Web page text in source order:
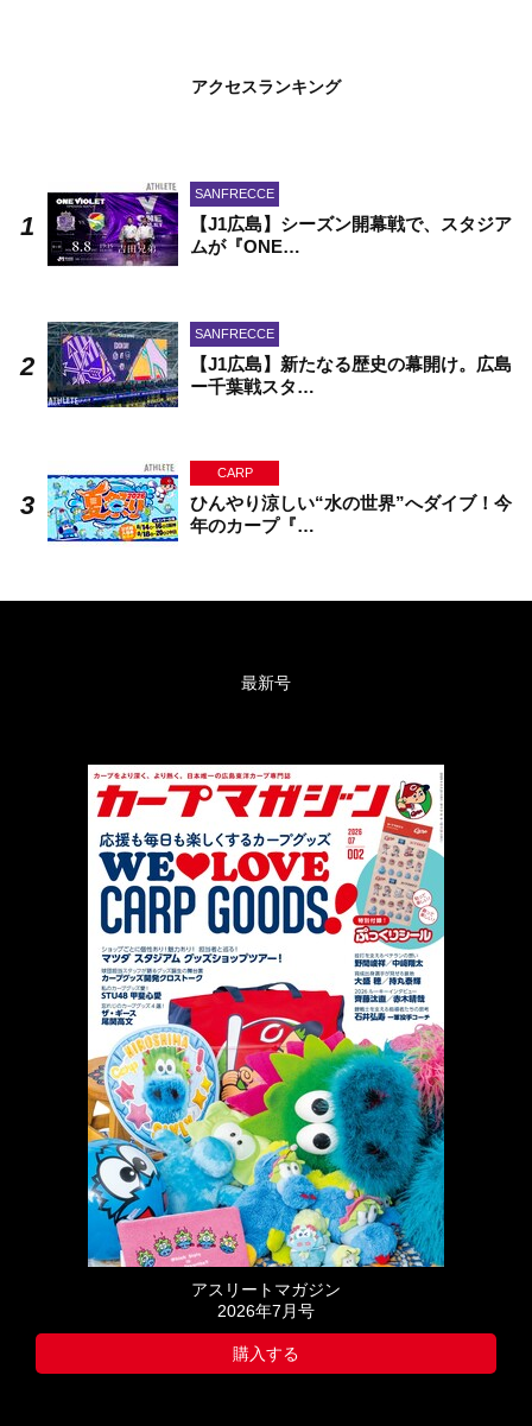
アクセスランキング
SANFRECCE
【J1広島】シーズン開幕戦で、スタジア
ムが『ONE…
SANFRECCE
【J1広島】新たなる歴史の幕開け。広島
ー千葉戦スタ…
CARP
ひんやり涼しい“水の世界”へダイブ！今
年のカープ『…
最新号
アスリートマガジン
2026年7月号
購入する